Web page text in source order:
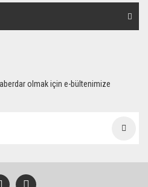
olmak için e-bültenimize